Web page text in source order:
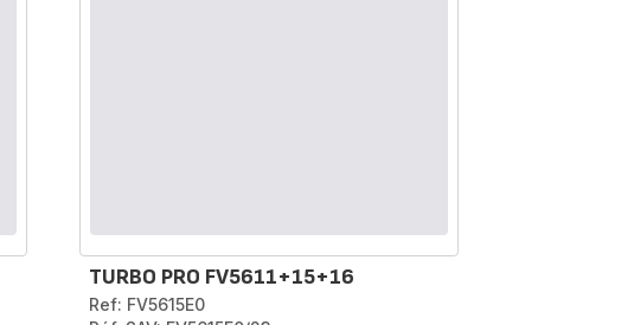
TURBO PRO FV5611+15+16
Ref: FV5615E0